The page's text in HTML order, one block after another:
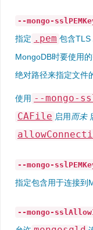
--mongo-
指定 .pem 包含TLS
MongoDB时要使用
绝对路径来指定文件
使用 --mongo-
CAFile 启用 而未
--mongo-
指定包含用于连接到
--mongo-